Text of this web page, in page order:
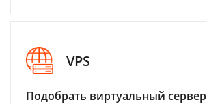
VPS
Подобрать виртуальный сервер